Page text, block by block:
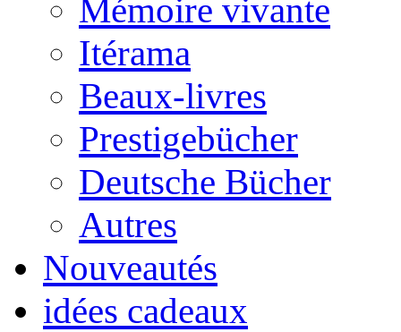
Mémoire vivante
Itérama
Beaux-livres
Prestigebücher
Deutsche Bücher
Autres
Nouveautés
idées cadeaux